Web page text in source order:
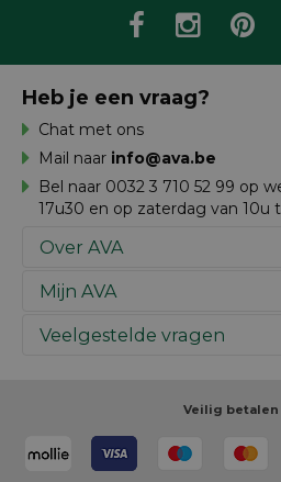
Over AVA
Ons verhaal
Werken bij AVA
Mijn AVA
Inspiratie
Review schrijven
Veelgestelde vragen
Je retour
Heb je een vraag?
Chat met ons
Mail naar info@ava.be
Bel naar 0032 3 710 52 99 op
17u30 en op zaterdag van 10u
Veilig betalen